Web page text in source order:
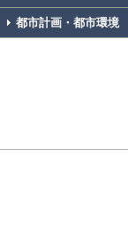
都市計画・都市環境